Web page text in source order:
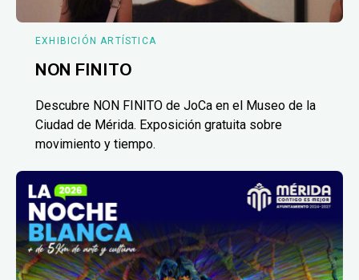
EXHIBICIÓN ARTÍSTICA
NON FINITO
Descubre NON FINITO de JoCa en el Museo de la
Ciudad de Mérida. Exposición gratuita sobre
movimiento y tiempo.